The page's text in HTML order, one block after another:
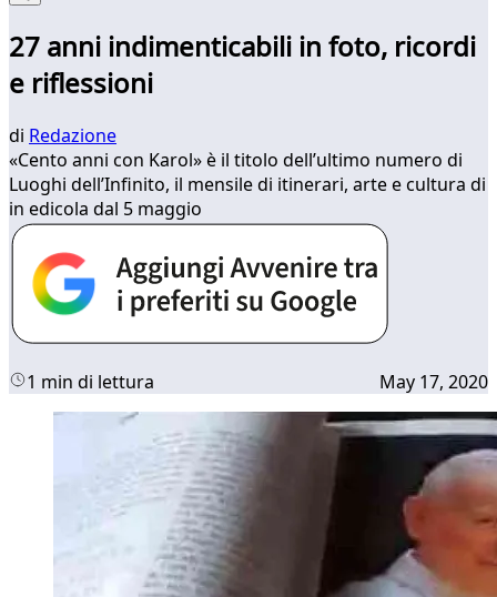
27 anni indimenticabili in foto, ricordi
e riflessioni
di Redazione
«Cento anni con Karol» è il titolo dell’ultimo numero di
Luoghi dell’Infinito, il mensile di itinerari, arte e cultura di
in edicola dal 5 maggio
1 min di lettura May 17, 2020